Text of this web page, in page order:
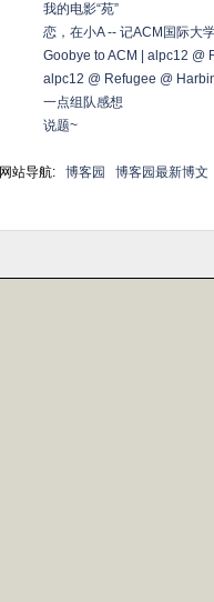
我的电影“苑”
恋，在小A -- 记ACM国际大
Goobye to ACM | alpc12 @
alpc12 @ Refugee @
一点组队感想
说题~
网站导航: 博客园 博客园最新博文